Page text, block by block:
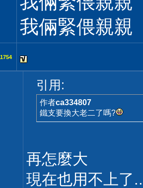
我倆緊偎親
引用:
作者ca334807
鐵支要換大老二了嗎?
再怎麼大
現在也用不上了